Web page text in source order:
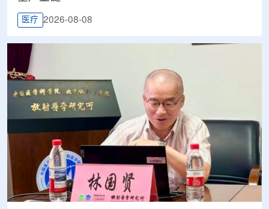
医疗 2026-08-08